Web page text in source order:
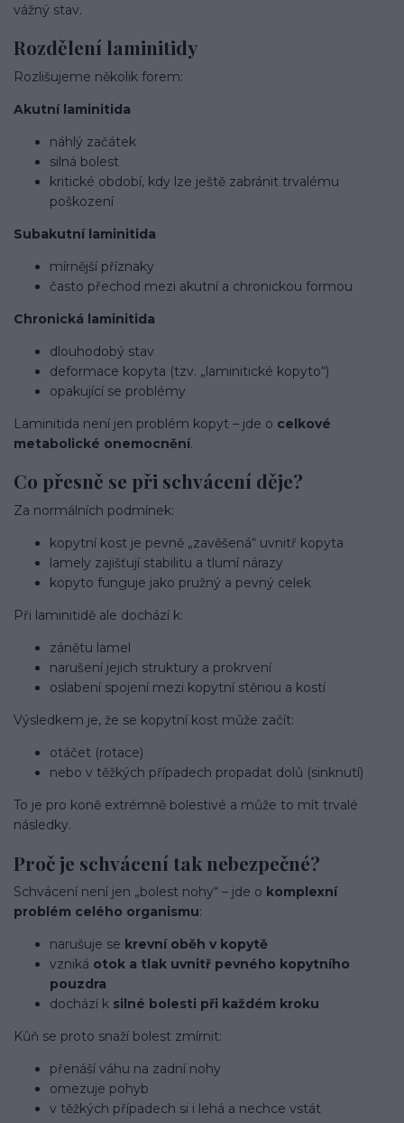
vážný stav.
Rozdělení laminitidy
Rozlišujeme několik forem:
Akutní laminitida
náhlý začátek
silná bolest
kritické období, kdy lze ještě zabránit trvalému
poškození
Subakutní laminitida
mírnější příznaky
často přechod mezi akutní a chronickou formou
Chronická laminitida
dlouhodobý stav
deformace kopyta (tzv. „laminitické kopyto“)
opakující se problémy
Laminitida není jen problém kopyt – jde o celkové
metabolické onemocnění.
Co přesně se při schvácení děje?
Za normálních podmínek:
kopytní kost je pevně „zavěšená“ uvnitř kopyta
lamely zajišťují stabilitu a tlumí nárazy
kopyto funguje jako pružný a pevný celek
Při laminitidě ale dochází k:
zánětu lamel
narušení jejich struktury a prokrvení
oslabení spojení mezi kopytní stěnou a kostí
Výsledkem je, že se kopytní kost může začít:
otáčet (rotace)
nebo v těžkých případech propadat dolů (sinknutí)
To je pro koně extrémně bolestivé a může to mít trvalé
následky.
Proč je schvácení tak nebezpečné?
Schvácení není jen „bolest nohy“ – jde o komplexní
problém celého organismu:
narušuje se krevní oběh v kopytě
vzniká otok a tlak uvnitř pevného kopytního
pouzdra
dochází k silné bolesti při každém kroku
Kůň se proto snaží bolest zmírnit:
přenáší váhu na zadní nohy
omezuje pohyb
v těžkých případech si i lehá a nechce vstát